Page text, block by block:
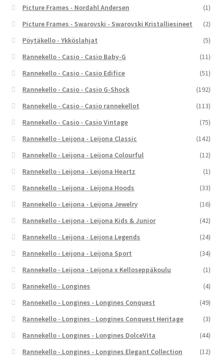
Picture Frames - Nordahl Andersen
(1)
Picture Frames - Swarovski - Swarovski Kristalliesineet
(2)
Pöytäkello - Ykköslahjat
(5)
Rannekello - Casio - Casio Baby-G
(11)
Rannekello - Casio - Casio Edifice
(51)
Rannekello - Casio - Casio G-Shock
(192)
Rannekello - Casio - Casio rannekellot
(113)
Rannekello - Casio - Casio Vintage
(75)
Rannekello - Leijona - Leijona Classic
(142)
Rannekello - Leijona - Leijona Colourful
(12)
Rannekello - Leijona - Leijona Heartz
(1)
Rannekello - Leijona - Leijona Hoods
(33)
Rannekello - Leijona - Leijona Jewelry
(16)
Rannekello - Leijona - Leijona Kids & Junior
(42)
Rannekello - Leijona - Leijona Legends
(24)
Rannekello - Leijona - Leijona Sport
(34)
Rannekello - Leijona - Leijona x Kelloseppäkoulu
(1)
Rannekello - Longines
(4)
Rannekello - Longines - Longines Conquest
(49)
Rannekello - Longines - Longines Conquest Heritage
(3)
Rannekello - Longines - Longines DolceVita
(44)
Rannekello - Longines - Longines Elegant Collection
(12)